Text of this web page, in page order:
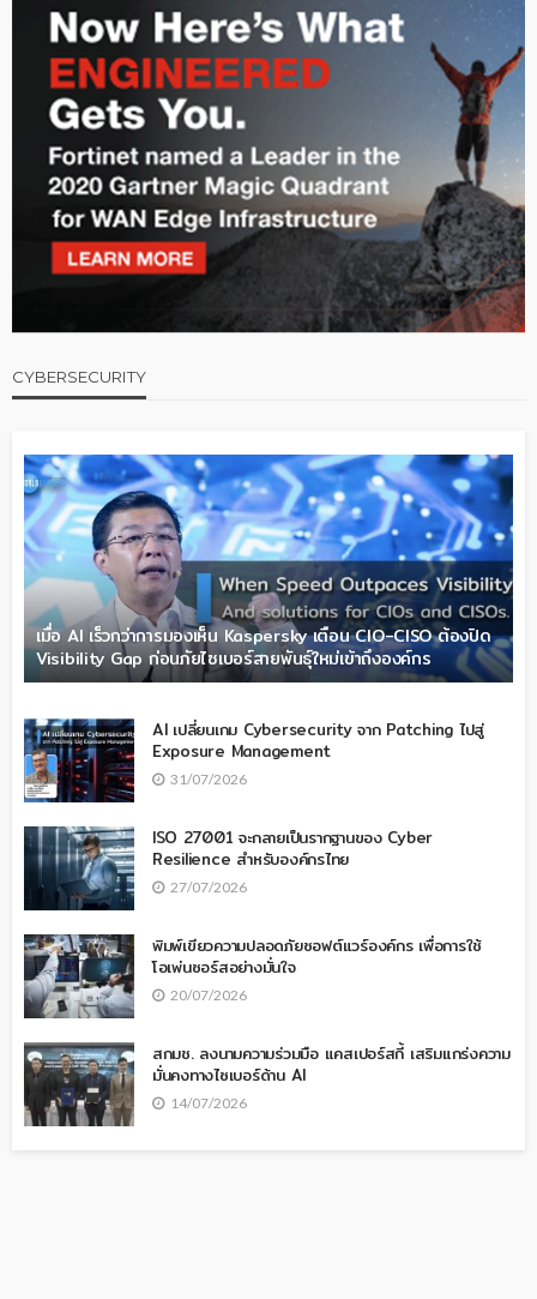
CYBERSECURITY
เมื่อ AI เร็วกว่าการมองเห็น Kaspersky เตือน CIO-CISO ต้องปิด
Visibility Gap ก่อนภัยไซเบอร์สายพันธุ์ใหม่เข้าถึงองค์กร
AI เปลี่ยนเกม Cybersecurity จาก Patching ไปสู่
Exposure Management
31/07/2026
ISO 27001 จะกลายเป็นรากฐานของ Cyber
Resilience สำหรับองค์กรไทย
27/07/2026
พิมพ์เขียวความปลอดภัยซอฟต์แวร์องค์กร เพื่อการใช้
โอเพ่นซอร์สอย่างมั่นใจ
20/07/2026
สกมช. ลงนามความร่วมมือ แคสเปอร์สกี้ เสริมแกร่งความ
มั่นคงทางไซเบอร์ด้าน AI
14/07/2026